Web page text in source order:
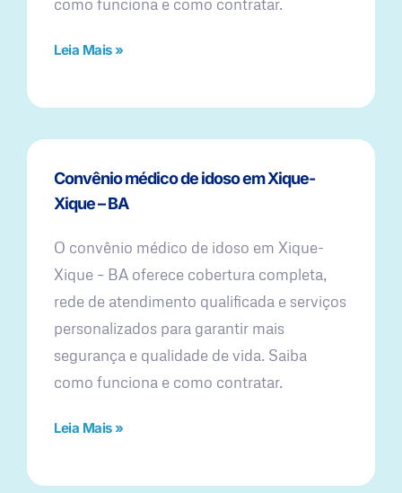
Leia Mais »
Convênio médico de idoso em Xique-
Xique – BA
O convênio médico de idoso em Xique-
Xique – BA oferece cobertura completa,
rede de atendimento qualificada e serviços
personalizados para garantir mais
segurança e qualidade de vida. Saiba
como funciona e como contratar.
Leia Mais »